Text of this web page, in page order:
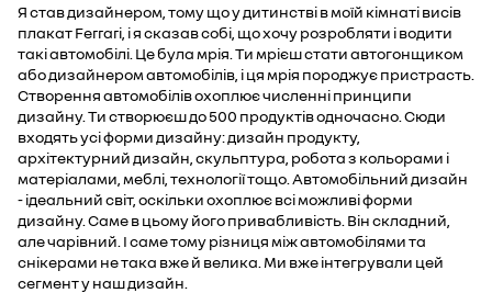
Я став дизайнером, тому що у дитинстві в моїй кімнаті висів
плакат Ferrari, і я сказав собі, що хочу розробляти і водити
такі автомобілі. Це була мрія. Ти мрієш стати автогонщиком
або дизайнером автомобілів, і ця мрія породжує пристрасть.
Створення автомобілів охоплює численні принципи
дизайну. Ти створюєш до 500 продуктів одночасно. Сюди
входять усі форми дизайну: дизайн продукту,
архітектурний дизайн, скульптура, робота з кольорами і
матеріалами, меблі, технології тощо. Автомобільний дизайн
- ідеальний світ, оскільки охоплює всі можливі форми
дизайну. Саме в цьому його привабливість. Він складний,
але чарівний. І саме тому різниця між автомобілями та
снікерами не така вже й велика. Ми вже інтегрували цей
сегмент у наш дизайн.